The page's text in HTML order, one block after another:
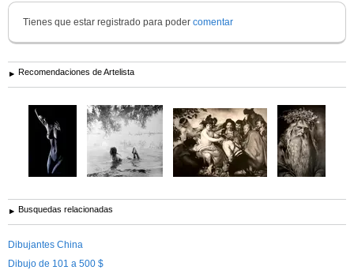
Tienes que estar registrado para poder comentar
Recomendaciones de Artelista
Busquedas relacionadas
Dibujantes China
Dibujo de 101 a 500 $